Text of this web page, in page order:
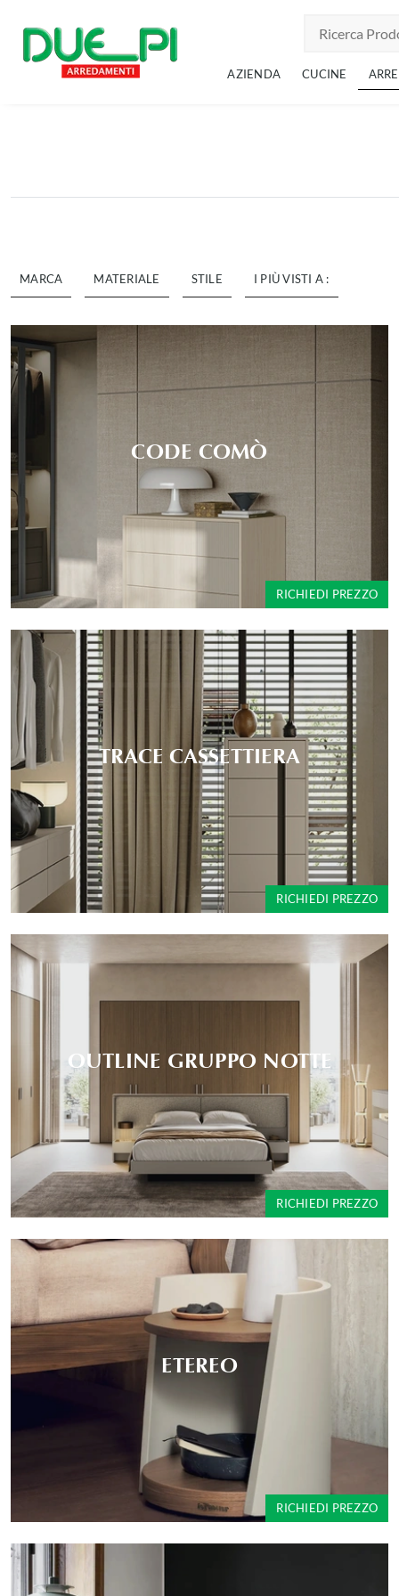
AZIENDA CUCINE
MARCA MATERIALE STILE I PIÙ VISTI A :
CODE COMÒ
RICHIEDI PREZZO
TRACE CASSETTIERA
RICHIEDI PREZZO
OUTLINE GRUPPO NOTTE
RICHIEDI PREZZO
ETEREO
RICHIEDI PREZZO